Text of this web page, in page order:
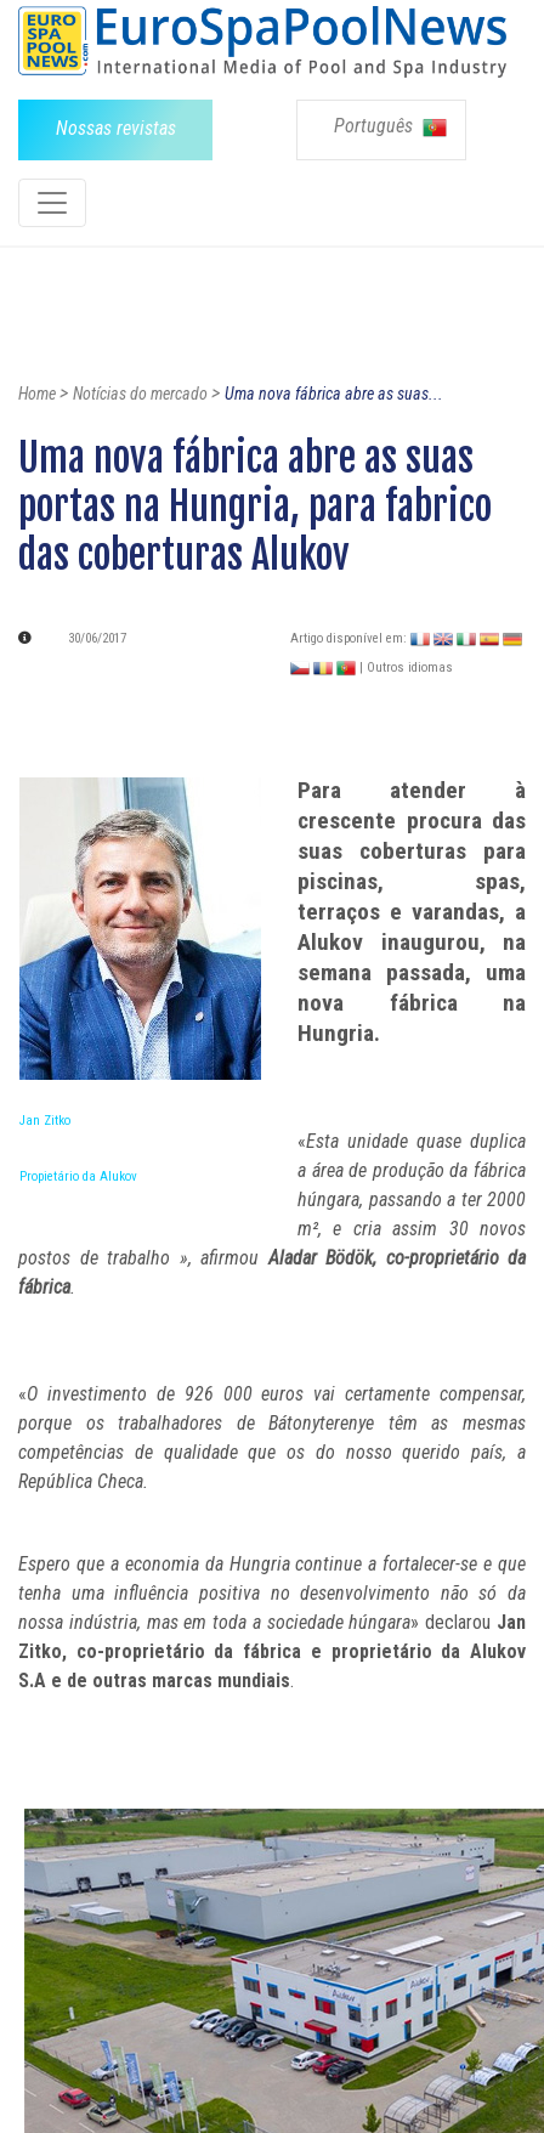
Nossas revistas Português
Home> Notícias do mercado > Uma nova fábrica abre as suas...
Uma nova fábrica abre as suas
portas na Hungria, para fabrico
das coberturas Alukov
30/06/2017
Artigo disponível em:
| Outros idiomas
Jan Zitko
Propietário da Alukov
Para atender à
crescente procura das
suas coberturas para
piscinas, spas,
terraços e varandas, a
Alukov inaugurou, na
semana passada, uma
nova fábrica na
Hungria.
«Esta unidade quase duplica
a área de produção da fábrica
húngara, passando a ter 2000
m², e cria assim 30 novos
postos de trabalho », afirmouAladar Bödök, co-proprietário da
fábrica.
«O investimento de 926 000 euros vai certamente compensar,
porque os trabalhadores de Bátonyterenye têm as mesmas
competências de qualidade que os do nosso querido país, a
República Checa.
Espero que a economia da Hungria continue a fortalecer-se e que
tenha uma influência positiva no desenvolvimento não só da
nossa indústria, mas em toda a sociedade húngara» declarou Jan
Zitko, co-proprietário da fábrica e proprietário da Alukov
S.A e de outras marcas mundiais.